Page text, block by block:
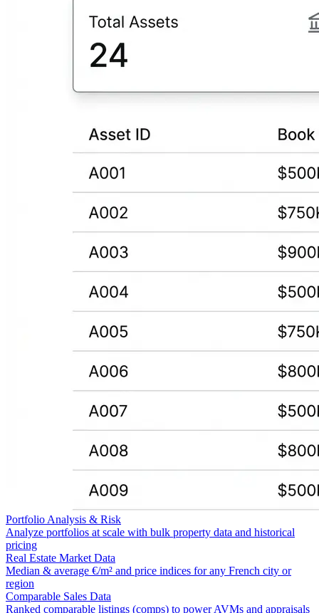
Portfolio Analysis & Risk
Analyze portfolios at scale with bulk property data and historical
pricing
Real Estate Market Data
Median & average €/m² and price indices for any French city or
region
Comparable Sales Data
Ranked comparable listings (comps) to power AVMs and appraisals